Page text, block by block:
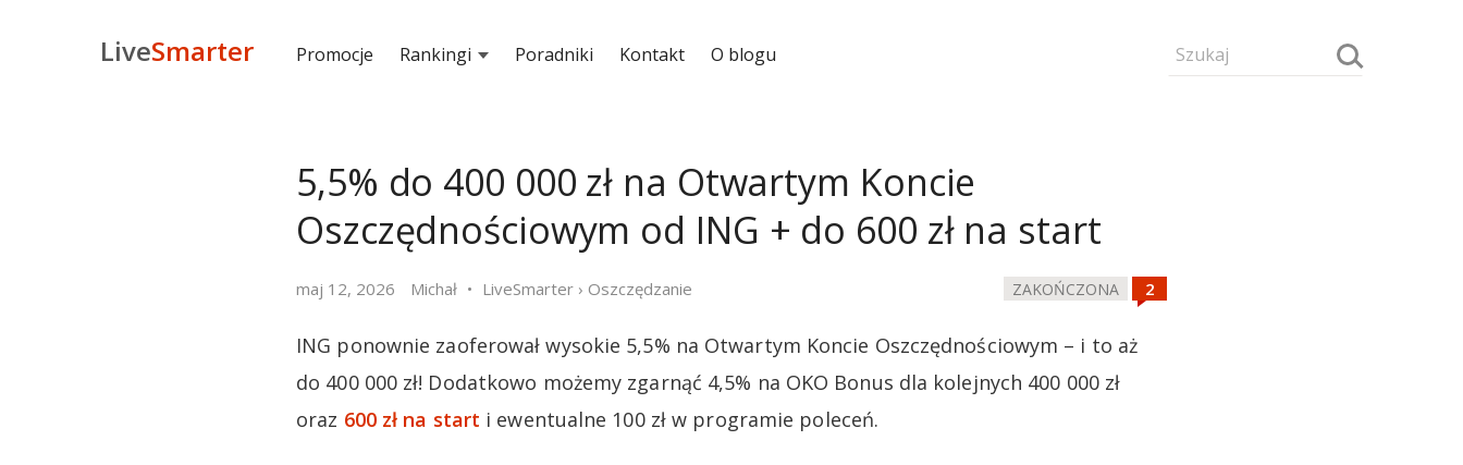
LiveSmarter Promocje Rankingi Poradniki Kontakt O blogu
5,5% do 400 000 zł na Otwartym Koncie
Oszczędnościowym od ING + do 600 zł na start
maj 12, 2026 Michał LiveSmarter › Oszczędzanie ZAKOŃCZONA
ING ponownie zaoferował wysokie 5,5% na Otwartym Koncie Oszczędnościowym – i to aż
do 400 000 zł! Dodatkowo możemy zgarnąć 4,5% na OKO Bonus dla kolejnych 400 000 zł
oraz 600 zł na start i ewentualne 100 zł w programie poleceń.